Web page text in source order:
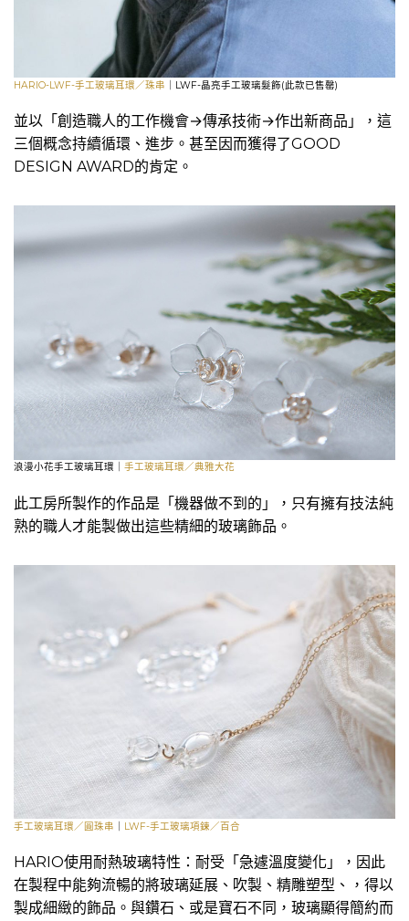
HARIO-LWF-手工玻璃耳環／珠串 ｜LWF-晶亮手工玻璃髮飾(此款已售罄)
並以「創造職人的工作機會→傳承技術→作出新商品」，這
三個概念持續循環、進步。甚至因而獲得了GOOD
DESIGN AWARD的肯定。
浪漫小花手工玻璃耳環｜ 手工玻璃耳環／典雅大花
此工房所製作的作品是「機器做不到的」，只有擁有技法純
熟的職人才能製做出這些精細的玻璃飾品。
手工玻璃耳環／圓珠串 LWF-手工玻璃項鍊／百合
HARIO使用耐熱玻璃特性：耐受「急遽溫度變化」，因此
在製程中能夠流暢的將玻璃延展、吹製、精雕塑型、，得以
製成細緻的飾品。與鑽石、或是寶石不同，玻璃顯得簡約而